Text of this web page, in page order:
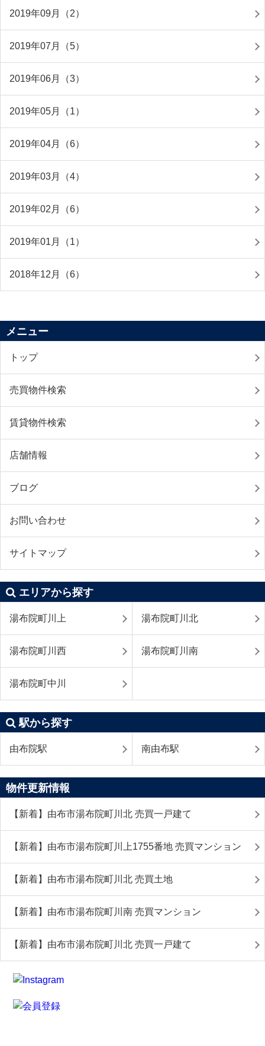
2019年09月（2）
2019年07月（5）
2019年06月（3）
2019年05月（1）
2019年04月（6）
2019年03月（4）
2019年02月（6）
2019年01月（1）
2018年12月（6）
メニュー
トップ
売買物件検索
賃貸物件検索
店舗情報
ブログ
お問い合わせ
サイトマップ
エリアから探す
湯布院町川上 湯布院町川北
湯布院町川西 湯布院町川南
湯布院町中川
駅から探す
由布院駅 南由布駅
物件更新情報
【新着】由布市湯布院町川北 売買一戸建て
【新着】由布市湯布院町川上1755番地 売買マンション
【新着】由布市湯布院町川北 売買土地
【新着】由布市湯布院町川南 売買マンション
【新着】由布市湯布院町川北 売買一戸建て